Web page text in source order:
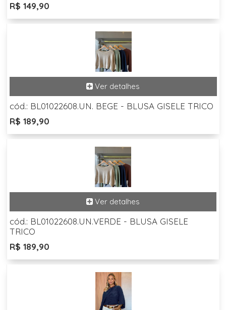
R$ 149,90
cód.: BL01022608.UN. BEGE - BLUSA GISELE TRICO
R$ 189,90
cód.: BL01022608.UN.VERDE - BLUSA GISELE
TRICO
R$ 189,90